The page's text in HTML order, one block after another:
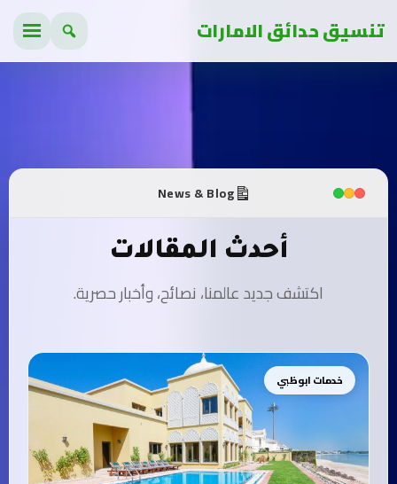
تنسيق حدائق الامارات
News & Blog
أحدث المقالات
اكتشف جديد عالمنا، نصائح، وأخبار حصرية.
خدمات ابوظبي